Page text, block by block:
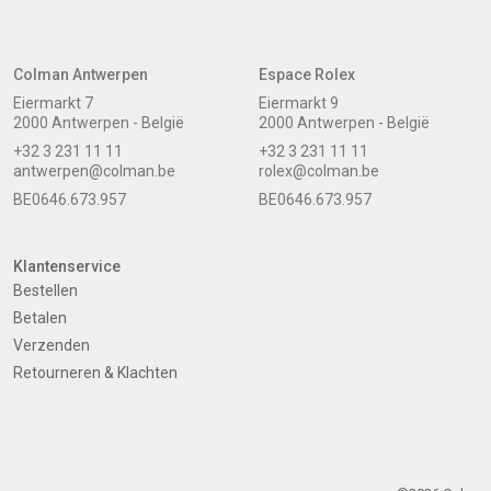
Colman Antwerpen
Eiermarkt 7
2000 Antwerpen - België
+32 3 231 11 11
antwerpen@colman.be
BE0646.673.957
Espace Rolex
Eiermarkt 9
2000 Antwerpen - België
+32 3 231 11 11
rolex@colman.be
BE0646.673.957
Klantenservice
Bestellen
Betalen
Verzenden
Retourneren & Klachten